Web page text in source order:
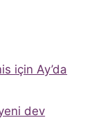
için Ay’da
dev